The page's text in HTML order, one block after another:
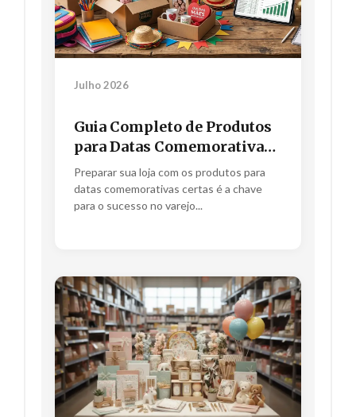
Julho 2026
Guia Completo de Produtos
para Datas Comemorativas:
Maximize suas Vendas no
Varejo
Preparar sua loja com os produtos para
datas comemorativas certas é a chave
para o sucesso no varejo...